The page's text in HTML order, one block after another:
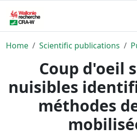
Home Scientific publications
Coup d'oeil
nuisibles
méthodes